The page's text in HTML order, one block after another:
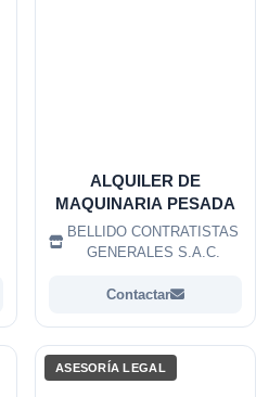
ALQUILER DE
MAQUINARIA PESADA
BELLIDO CONTRATISTAS
GENERALES S.A.C.
Contactar
ASESORÍA LEGAL